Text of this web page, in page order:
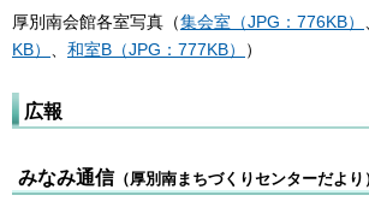
厚別南会館各室写真（集会室（JPG：776KB）
KB）
和室B（JPG：777KB） ）
広報
みなみ通信（厚別南まちづくりセンターだより